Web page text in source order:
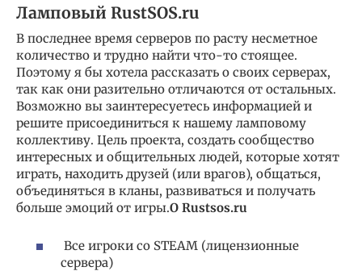
Ламповый RustSOS.ru
В последнее время серверов по расту несметное
количество и трудно найти что-то стоящее.
Поэтому я бы хотела рассказать о своих серверах,
так как они разительно отличаются от остальных.
Возможно вы заинтересуетесь информацией и
решите присоединиться к нашему ламповому
коллективу. Цель проекта, создать сообщество
интересных и общительных людей, которые хотят
играть, находить друзей (или врагов), общаться,
объединяться в кланы, развиваться и получать
больше эмоций от игры.О Rustsos.ru
Все игроки со STEAM (лицензионные
сервера)